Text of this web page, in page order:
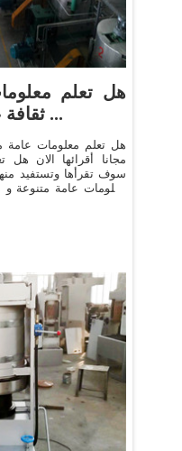
هل تعلم
ثقافة عامة حصريه مجانا ...
هل تعلم معلومات عامة
مجانا أقرائها الان
سوف تقرأها وتستفيد
معلومات عامة متنوعة